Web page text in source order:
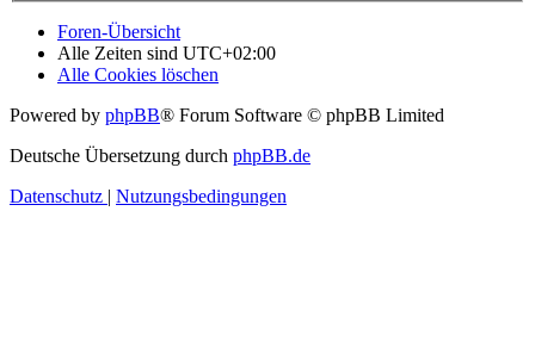
Foren-Übersicht
Alle Zeiten sind UTC+02:00
Alle Cookies löschen
Powered by phpBB® Forum Software © phpBB Limited
Deutsche Übersetzung durch phpBB.de
Datenschutz | Nutzungsbedingungen